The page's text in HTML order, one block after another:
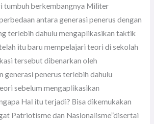
tumbuh berkembangnya Militer
antara generasi penerus dengan
terlebih dahulu mengaplikasikan taktik
itu baru mempelajari teori di sekolah
tersebut dibenarkan oleh
generasi penerus terlebih dahulu
sebelum mengaplikasikan
Hal itu terjadi? Bisa dikemukakan
Patriotisme dan Nasionalisme”disertai